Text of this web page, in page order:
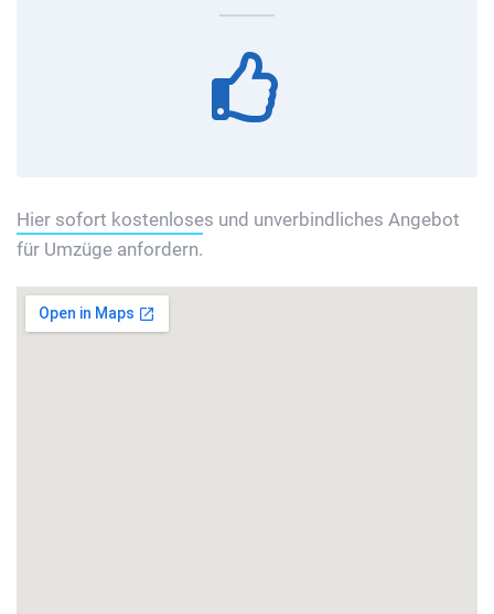
Hier sofort kostenloses und unverbindliches Angebot
für Umzüge anfordern.